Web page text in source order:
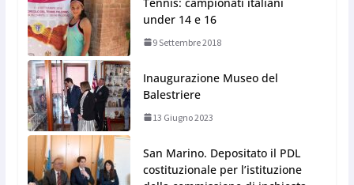
under 14 e 16
9 Settembre 2018
Inaugurazione Museo del
Balestriere
13 Giugno 2023
San Marino. Depositato il PDL
costituzionale per l’istituzione